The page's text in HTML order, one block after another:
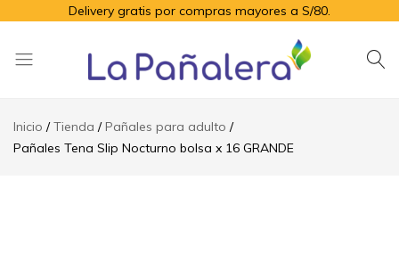
Delivery gratis por compras mayores a S/80.
higiene
para
Inicio Tienda
Pañales para adulto
Pañales Tena Slip Nocturno bolsa x 16 GRANDE